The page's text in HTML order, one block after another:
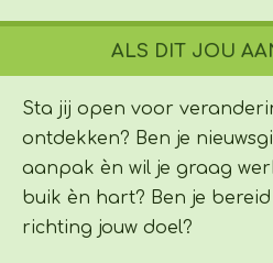
ALS DIT JOU
Sta jij open voor
ontdekken? Ben je
aanpak èn wil je graag
buik èn hart? Ben je
richting jouw doel?